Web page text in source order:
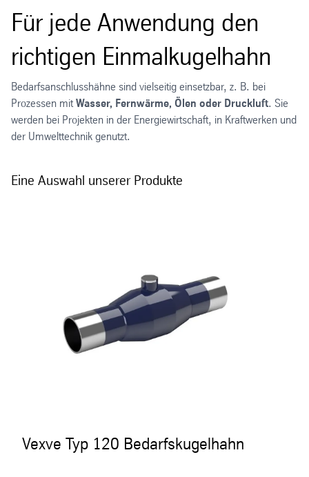
Für jede Anwendung den
richtigen Einmalkugelhahn
Bedarfsanschlusshähne sind vielseitig einsetzbar, z. B. bei
Prozessen mitWasser, Fernwärme, Ölen oder Druckluft. Sie
werden bei Projekten in der Energiewirtschaft, in Kraftwerken und
der Umwelttechnik genutzt.
Eine Auswahl unserer Produkte
Vexve Typ 120 Bedarfskugelhahn